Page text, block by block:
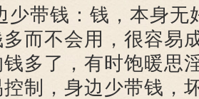
带钱：钱，本身无
而不会用，很容易
多了，有时饱暖思
制，身边少带钱，